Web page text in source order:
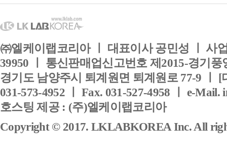
㈜엘케이랩코리아 ㅣ 대표이사 공민성 ㅣ 사
39950 ㅣ 통신판매업신고번호 제2015-경기풍
경기도 남양주시 퇴계원면 퇴계원로 77-9 ㅣ
031-573-4952 ㅣ Fax. 031-527-4958 ㅣ e-Mail.
호스팅 제공 : (주)엘케이랩코리아
Copyright © 2017. LKLABKOREA Inc. All